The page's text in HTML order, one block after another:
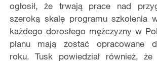
ogłosił, że trwają prace nad
szeroką skalę programu szkolenia
każdego dorosłego mężczyzny w
planu mają zostać opracowane
roku. Tusk powiedział również,